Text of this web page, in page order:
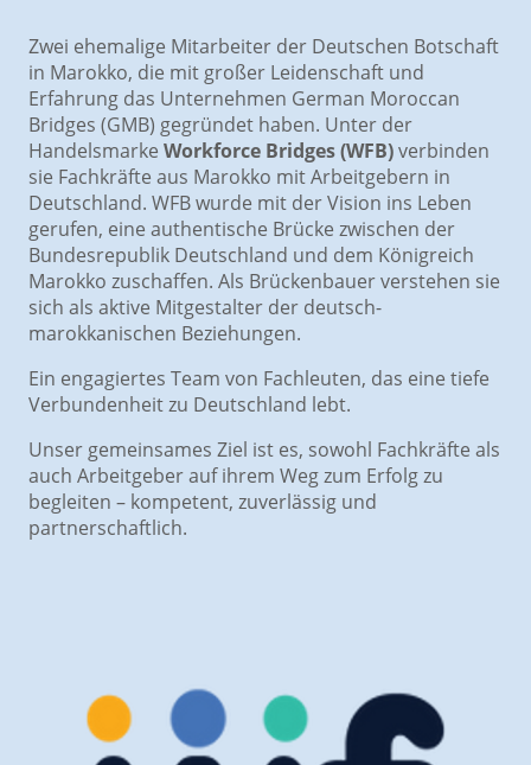
Zwei ehemalige Mitarbeiter der Deutschen Botschaft
in Marokko, die mit großer Leidenschaft und
Erfahrung das Unternehmen German Moroccan
Bridges (GMB) gegründet haben. Unter der
Handelsmarke Workforce Bridges (WFB)verbinden
sie Fachkräfte aus Marokko mit Arbeitgebern in
Deutschland. WFB wurde mit der Vision ins Leben
gerufen, eine authentische Brücke zwischen der
Bundesrepublik Deutschland und dem Königreich
Marokko zuschaffen. Als Brückenbauer verstehen sie
sich als aktive Mitgestalter der deutsch-
marokkanischen Beziehungen.
Ein engagiertes Team von Fachleuten, das eine tiefe
Verbundenheit zu Deutschland lebt.
Unser gemeinsames Ziel ist es, sowohl Fachkräfte als
auch Arbeitgeber auf ihrem Weg zum Erfolg zu
begleiten – kompetent, zuverlässig und
partnerschaftlich.